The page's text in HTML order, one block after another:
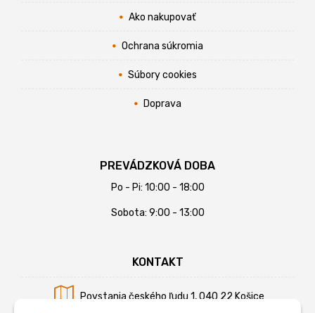
Ako nakupovať
Ochrana súkromia
Súbory cookies
Doprava
PREVÁDZKOVÁ DOBA
Po - Pi: 10:00 - 18:00
Sobota: 9:00 - 13:00
KONTAKT
Povstania českého ľudu 1, 040 22 Košice